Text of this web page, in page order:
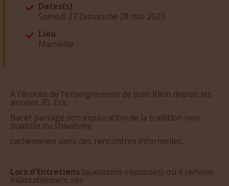
Dates(s)
Samedi 27 Dimanche 28 mai 2023
Lieu
Marseille
À l'écoute de l'enseignement de Jean Klein depuis les
années 70, Éric
Baret partage son exploration de la tradition non
dualiste du shivaïsme
cachemirien dans des rencontres informelles.
Lors d'Entretiens (questions-réponses) où il renvoie
inlassablement ses